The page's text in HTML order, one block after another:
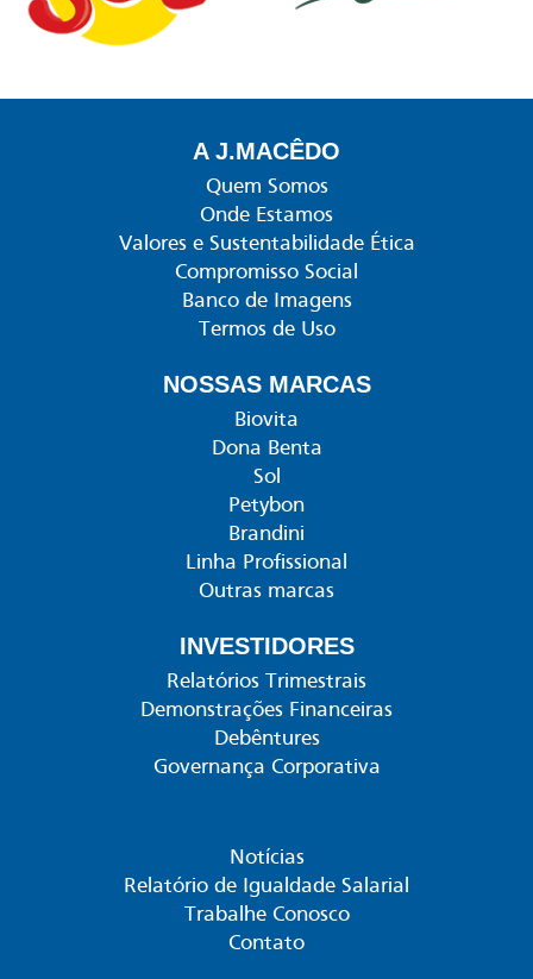
A J.MACÊDO
Quem Somos
Onde Estamos
Valores e Sustentabilidade Ética
Compromisso Social
Banco de Imagens
Termos de Uso
NOSSAS MARCAS
Biovita
Dona Benta
Sol
Petybon
Brandini
Linha Profissional
Outras marcas
INVESTIDORES
Relatórios Trimestrais
Demonstrações Financeiras
Debêntures
Governança Corporativa
Notícias
Relatório de Igualdade Salarial
Trabalhe Conosco
Contato